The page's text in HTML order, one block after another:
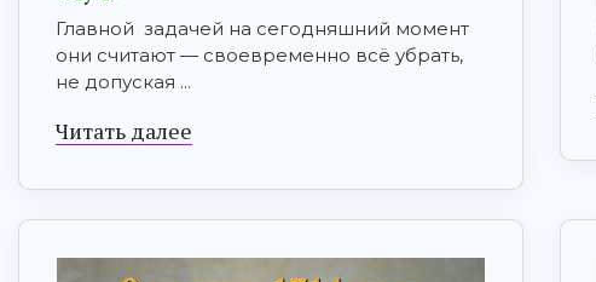
Главной задачей на сегодняшний момент
они считают — своевременно всё убрать,
не допуская ...
Читать далее